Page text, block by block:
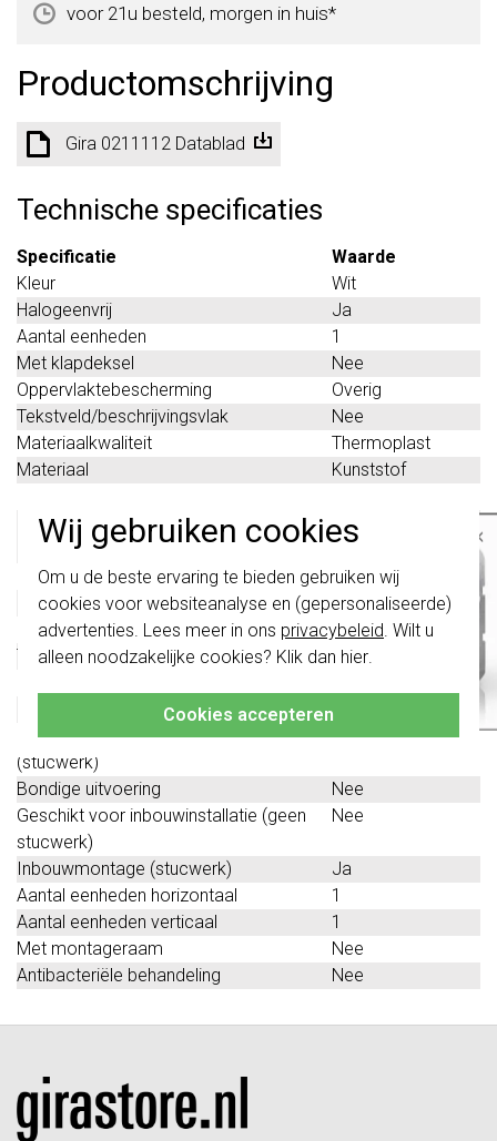
Wij gebruiken cookies
Om u de beste ervaring te bieden gebruiken wij
cookies voor websiteanalyse en (gepersonaliseerde)
advertenties. Lees meer in ons privacybeleid . Wilt u
alleen noodzakelijke cookies? Klik dan hier
Cookies accepteren
voor 21u besteld, morgen in huis*
Productomschrijving
Gira 0211112 Datablad
Technische specificaties
Specificatie
Waarde
Kleur
Wit
Halogeenvrij
Ja
Aantal eenheden
1
Met klapdeksel
Nee
Oppervlaktebescherming
Overig
Tekstveld/beschrijvingsvlak
Nee
Materiaalkwaliteit
Thermoplast
Materiaal
Kunststof
Montagerichting
Horizontaal en
verticaal
RAL-nummer (vergelijkbaar)
9010
Beschermingsgraad (IP)
IP20
Geschikt voor vloerpot
Nee
Transparant
Nee
Geschikt voor wandgoot
Nee
Geschikt voor inbouwinstallatie
(stucwerk)
Ja
Bondige uitvoering
Nee
Geschikt voor inbouwinstallatie (geen
stucwerk)
Nee
Inbouwmontage (stucwerk)
Ja
Aantal eenheden horizontaal
1
Aantal eenheden verticaal
1
Met montageraam
Nee
Antibacteriële behandeling
Nee
×
schakelwippen zijn vernieuwd. Ze zijn
niette combineren met de schakelaars
van vóór augustus 2024.
Klik hiervoor meer informatie, zodat je